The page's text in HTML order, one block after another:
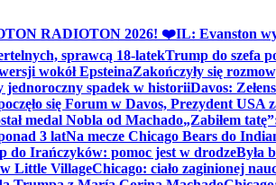
RADIOTON 2026! ❤️IL: Evanston
sprawcą 18-latekTrump do szefa
wokół EpsteinaZakończyły się
jednoroczny spadek w historiiDavos:
się Forum w Davos, Prezydent USA
medal Nobla od Machado„Zabiłem
3 latNa mecze Chicago Bears do
do Irańczyków: pomoc jest w drodzeByła
Little VillageChicago: ciało zaginionej